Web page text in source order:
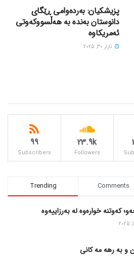
پزیشکیان: بەردەوامی ڕێگای
دانوستان بەندە بە هەڵسووکەوتی
ئەمریکاوە
ئازار 30, 2025
23.9k
Followers
99
Subscribers
Trending Comments
کەوتنە خوارەوە لە بەرزاییەوە
و به رهه مه کانی